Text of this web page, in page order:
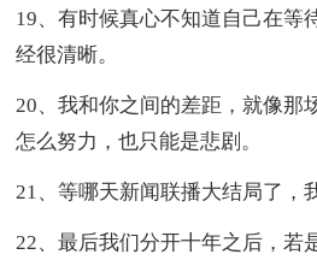
19、有时候真心不知道自己在等
经很清晰。
20、我和你之间的差距，就像那
怎么努力，也只能是悲剧。
21、等哪天新闻联播大结局了，
22、最后我们分开十年之后，若